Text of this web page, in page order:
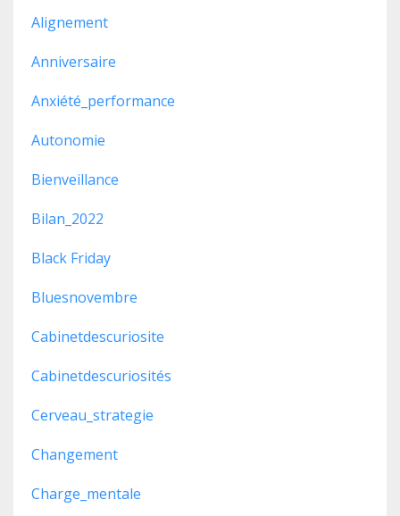
Alignement
Anniversaire
Anxiété_performance
Autonomie
Bienveillance
Bilan_2022
Black Friday
Bluesnovembre
Cabinetdescuriosite
Cabinetdescuriosités
Cerveau_strategie
Changement
Charge_mentale